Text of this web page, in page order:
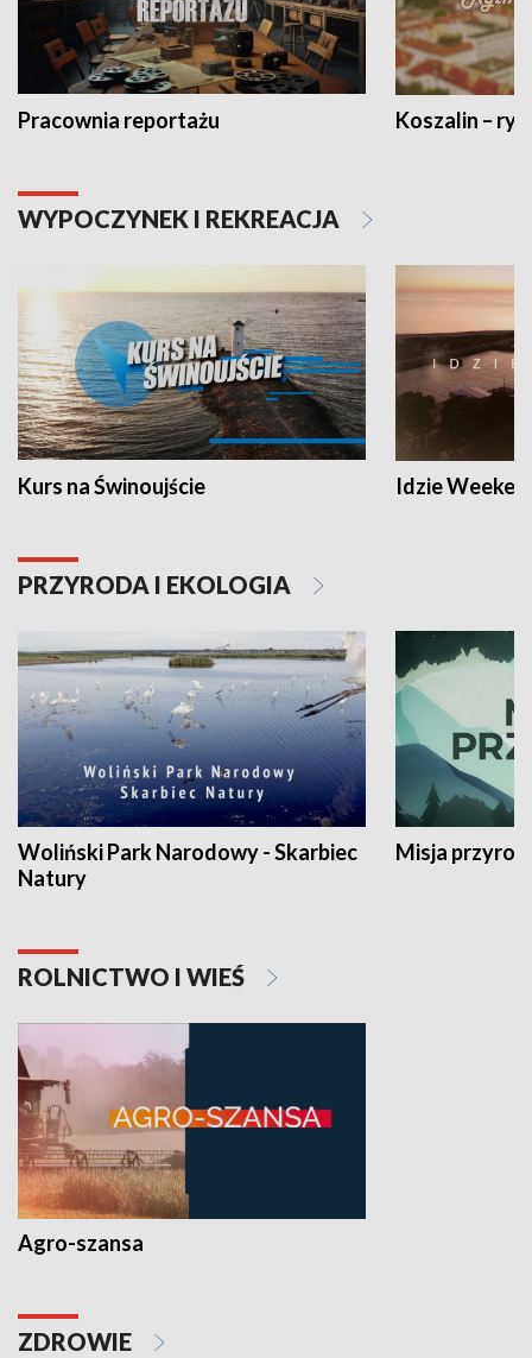
Pracownia reportażu Koszalin –
WYPOCZYNEK I REKREACJA
Kurs na Świnoujście Idzie
PRZYRODA I EKOLOGIA
Woliński Park Narodowy - Skarbiec
Natury
Misja
ROLNICTWO I WIEŚ
Agro-szansa
ZDROWIE